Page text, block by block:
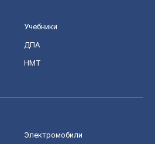
Учебники
ДПА
НМТ
Электромобили